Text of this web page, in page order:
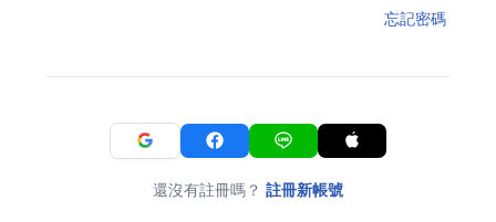
忘記密碼
還沒有註冊嗎？ 註冊新帳號